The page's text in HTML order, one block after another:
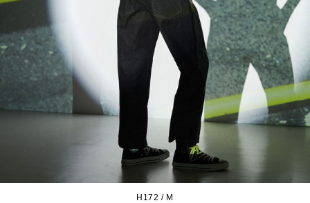
H172 / M